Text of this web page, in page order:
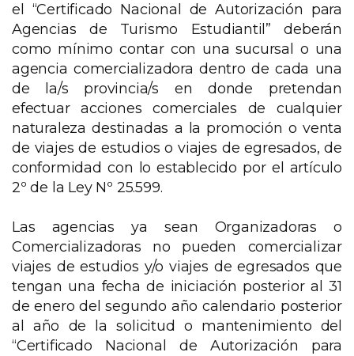
el “Certificado Nacional de Autorización para
Agencias de Turismo Estudiantil” deberán
como mínimo contar con una sucursal o una
agencia comercializadora dentro de cada una
de la/s provincia/s en donde pretendan
efectuar acciones comerciales de cualquier
naturaleza destinadas a la promoción o venta
de viajes de estudios o viajes de egresados, de
conformidad con lo establecido por el artículo
2º de la Ley Nº 25.599.
Las agencias ya sean Organizadoras o
Comercializadoras no pueden comercializar
viajes de estudios y/o viajes de egresados que
tengan una fecha de iniciación posterior al 31
de enero del segundo año calendario posterior
al año de la solicitud o mantenimiento del
“Certificado Nacional de Autorización para